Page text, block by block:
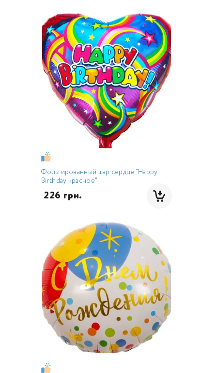
Фольгированный шар сердце "Happy
Birthday красное"
226 грн.